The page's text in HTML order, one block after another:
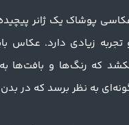
پوشاک یک ژانر
تجربه زیادی دارد. عکاس
که رنگ‌ها و بافت‌ها
به نظر برسد که در